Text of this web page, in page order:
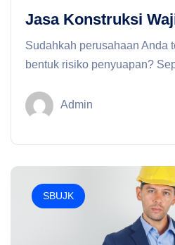
Jasa Konstruksi
Sudahkah perusahaan Anda
bentuk risiko penyuapan?
Admin
SBUJK